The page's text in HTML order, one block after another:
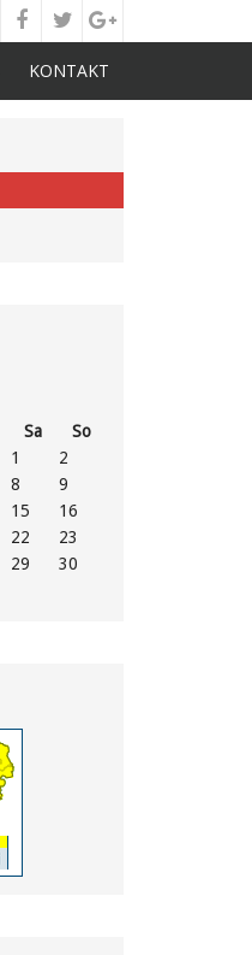
KONTAKT
Sa
So
1
2
8
9
15
16
22
23
29
30